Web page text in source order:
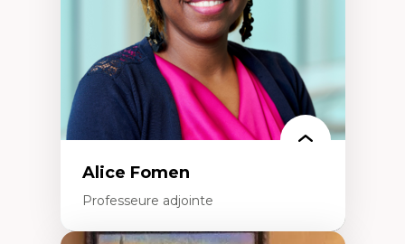
Alice Fomen
Professeure adjointe